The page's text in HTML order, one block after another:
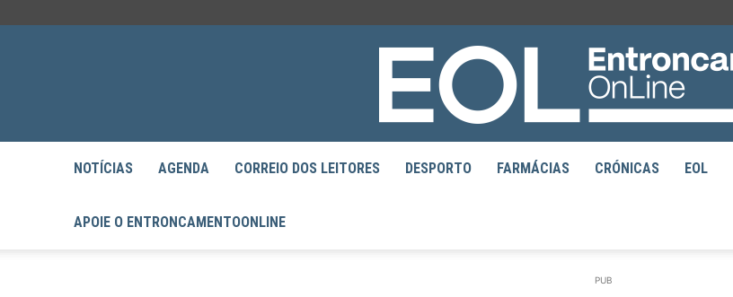
NOTÍCIAS AGENDA CORREIO DOS LEITORES DESPORTO FARMÁCIAS CRÓNICAS EOL
APOIE O ENTRONCAMENTOONLINE
PUB